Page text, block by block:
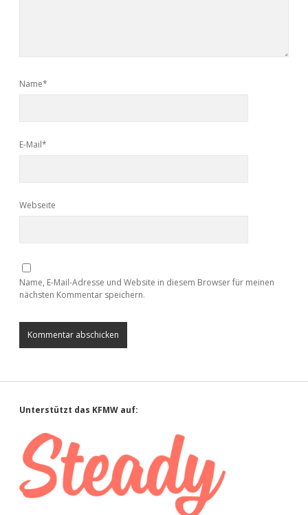
Name*
E-Mail*
Webseite
Name, E-Mail-Adresse und Website in diesem Browser für meinen
nächsten Kommentar speichern.
Sidebar
Unterstützt das KFMW auf: